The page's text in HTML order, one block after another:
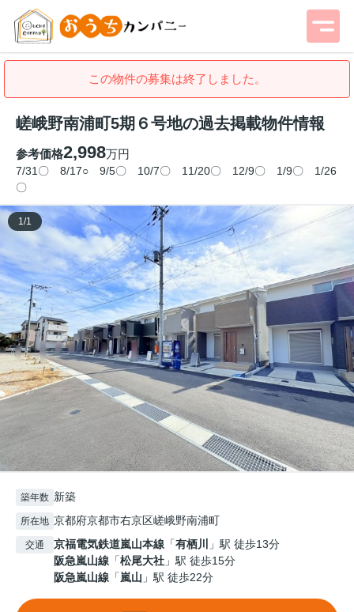
この物件の募集は終了しました。
嵯峨野南浦町5期６号地の過去掲載物件情報
参考価格2,998万円
7/31〇 8/17○ 9/5〇 10/7〇 11/20〇 12/9〇 1/9〇 1/26
〇
1 /1
築年数 新築
所在地 京都府京都市右京区嵯峨野南浦町
交通 京福電気鉄道嵐山本線 「有栖川
」駅 徒歩13分
阪急嵐山線 「松尾大社 」駅 徒歩15分
阪急嵐山線 「嵐山 」駅 徒歩22分